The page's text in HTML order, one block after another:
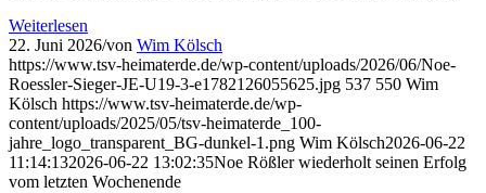
Weiterlesen
22. Juni 2026/von Wim Kölsch
https://www.tsv-heimaterde.de/wp-content/uploads/2026/06/Noe-
Roessler-Sieger-JE-U19-3-e1782126055625.jpg 537 550 Wim
Kölsch https://www.tsv-heimaterde.de/wp-
content/uploads/2025/05/tsv-heimaterde_100-
jahre_logo_transparent_BG-dunkel-1.png Wim Kölsch2026-06-22
11:14:132026-06-22 13:02:35Noe Rößler wiederholt seinen Erfolg
vom letzten Wochenende